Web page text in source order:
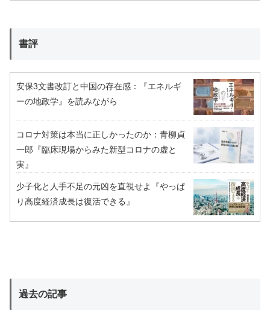
書評
安保3文書改訂と中国の存在感：『エネルギ
ーの地政学』を読みながら
コロナ対策は本当に正しかったのか：青柳貞
一郎『臨床現場からみた新型コロナの虚と
実』
少子化と人手不足の元凶を直視せよ『やっぱ
り高度経済成長は復活できる』
過去の記事